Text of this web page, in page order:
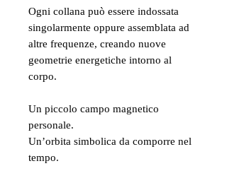
Ogni collana può essere indossata
singolarmente oppure assemblata ad
altre frequenze, creando nuove
geometrie energetiche intorno al
corpo.
Un piccolo campo magnetico
personale.
Un’orbita simbolica da comporre nel
tempo.